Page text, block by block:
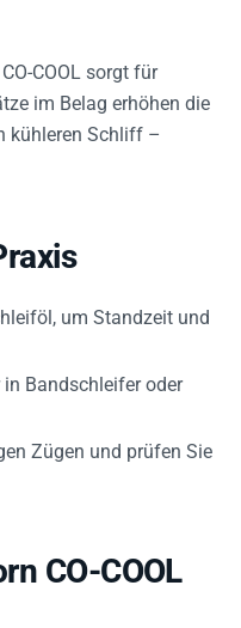
COOL sorgt für
im Belag erhöhen die
kühleren Schliff –
um Standzeit und
Bandschleifer oder
Zügen und prüfen Sie
CO-COOL